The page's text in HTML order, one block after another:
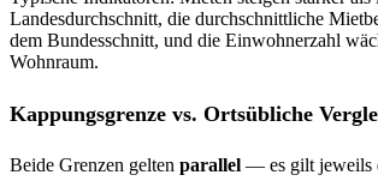
Landesdurchschnitt, die durchschnittliche
dem Bundesschnitt, und die Einwohnerzahl
Wohnraum.
Kappungsgrenze vs. Ortsübliche
Beide Grenzen gelten parallel — es gilt jeweils